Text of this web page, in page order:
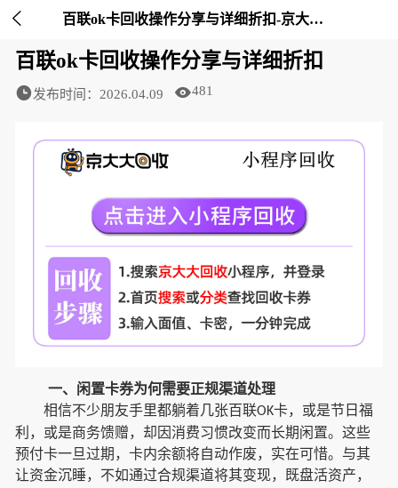
 百联ok卡回收操作分享与详细折扣-京大大回收
百联ok卡回收操作分享与详细折扣
发布时间：2026.04.09 481
一、闲置卡券为何需要正规渠道处理
相信不少朋友手里都躺着几张百联OK卡，或是节日福
利，或是商务馈赠，却因消费习惯改变而长期闲置。这些
预付卡一旦过期，卡内余额将自动作废，实在可惜。与其
让资金沉睡，不如通过合规渠道将其变现，既盘活资产，